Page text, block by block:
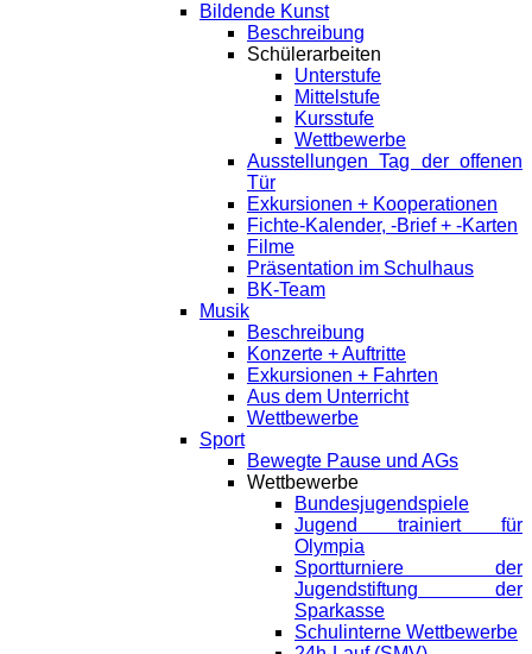
Bildende Kunst
Beschreibung
Schülerarbeiten
Unterstufe
Mittelstufe
Kursstufe
Wettbewerbe
Ausstellungen Tag der offenen
Tür
Exkursionen + Kooperationen
Fichte-Kalender, -Brief + -Karten
Filme
Präsentation im Schulhaus
BK-Team
Musik
Beschreibung
Konzerte + Auftritte
Exkursionen + Fahrten
Aus dem Unterricht
Wettbewerbe
Sport
Bewegte Pause und AGs
Wettbewerbe
Bundesjugendspiele
Jugend trainiert für
Olympia
Sportturniere der
Jugendstiftung der
Sparkasse
Schulinterne Wettbewerbe